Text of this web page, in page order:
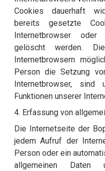
Cookies dauerhaft
bereits gesetzte
Internetbrowser oder
gelöscht werden.
Internetbrowsern
Person die Setzung
Internetbrowser, sind
Funktionen unserer
4. Erfassung von
Die Internetseite der
jedem Aufruf der
Person oder ein
allgemeinen Daten